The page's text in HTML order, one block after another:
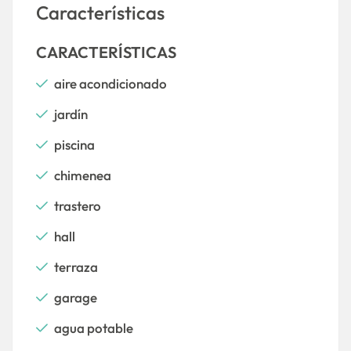
Características
CARACTERÍSTICAS
aire acondicionado
jardín
piscina
chimenea
trastero
hall
terraza
garage
agua potable